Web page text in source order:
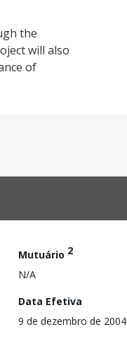
the
will also
of
Mutuário 2
N/A
Data Efetiva
9 de dezembro de 2004